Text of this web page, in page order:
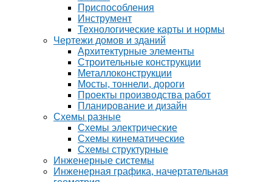
Приспособления
Инструмент
Технологические карты и нормы
Чертежи домов и зданий
Архитектурные элементы
Строительные конструкции
Металлоконструкции
Мосты, тоннели, дороги
Проекты производства работ
Планирование и дизайн
Схемы разные
Схемы электрические
Схемы кинематические
Схемы структурные
Инженерные системы
Инженерная графика, начертательная